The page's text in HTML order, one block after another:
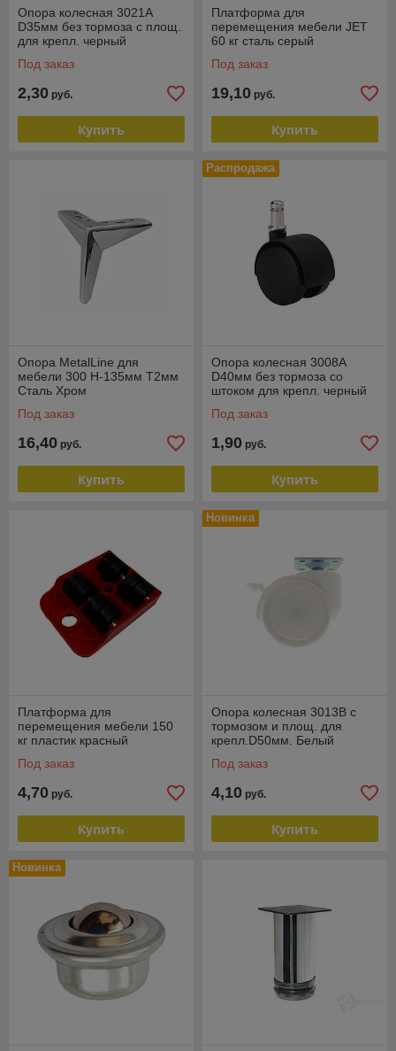
Опора колесная 3021A
D35мм без тормоза с площ.
для крепл. черный
Под заказ
2,30 руб.
Купить
Платформа для
перемещения мебели JET
60 кг сталь серый
Под заказ
19,10 руб.
Купить
Опора MetalLine для
мебели 300 H-135мм T2мм
Сталь Хром
Под заказ
16,40 руб.
Купить
Распродажа
Опора колесная 3008A
D40мм без тормоза со
штоком для крепл. черный
Под заказ
1,90 руб.
Купить
Платформа для
перемещения мебели 150
кг пластик красный
Под заказ
4,70 руб.
Купить
Новинка
Опора колесная 3013B с
тормозом и площ. для
крепл.D50мм. Белый
Под заказ
4,10 руб.
Купить
Новинка